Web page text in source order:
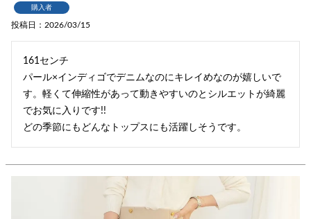
購入者
投稿日 2026/03/15
161センチ
パール×インディゴでデニムなのにキレイめなのが嬉しいで
す。軽くて伸縮性があって動きやすいのとシルエットが綺麗
でお気に入りです!!
どの季節にもどんなトップスにも活躍しそうです。